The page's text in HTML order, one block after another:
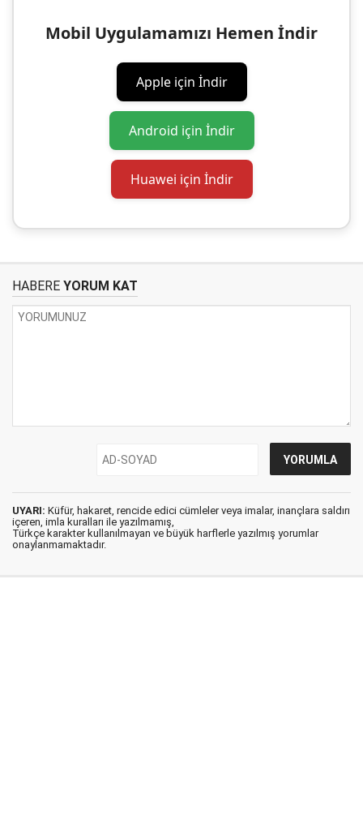
Mobil Uygulamamızı Hemen İndir
Apple için İndir
Android için İndir
Huawei için İndir
HABERE YORUM KAT
UYARI: Küfür, hakaret, rencide edici cümleler veya imalar, inançlara saldırı
içeren, imla kuralları ile yazılmamış,
Türkçe karakter kullanılmayan ve büyük harflerle yazılmış yorumlar
onaylanmamaktadır.